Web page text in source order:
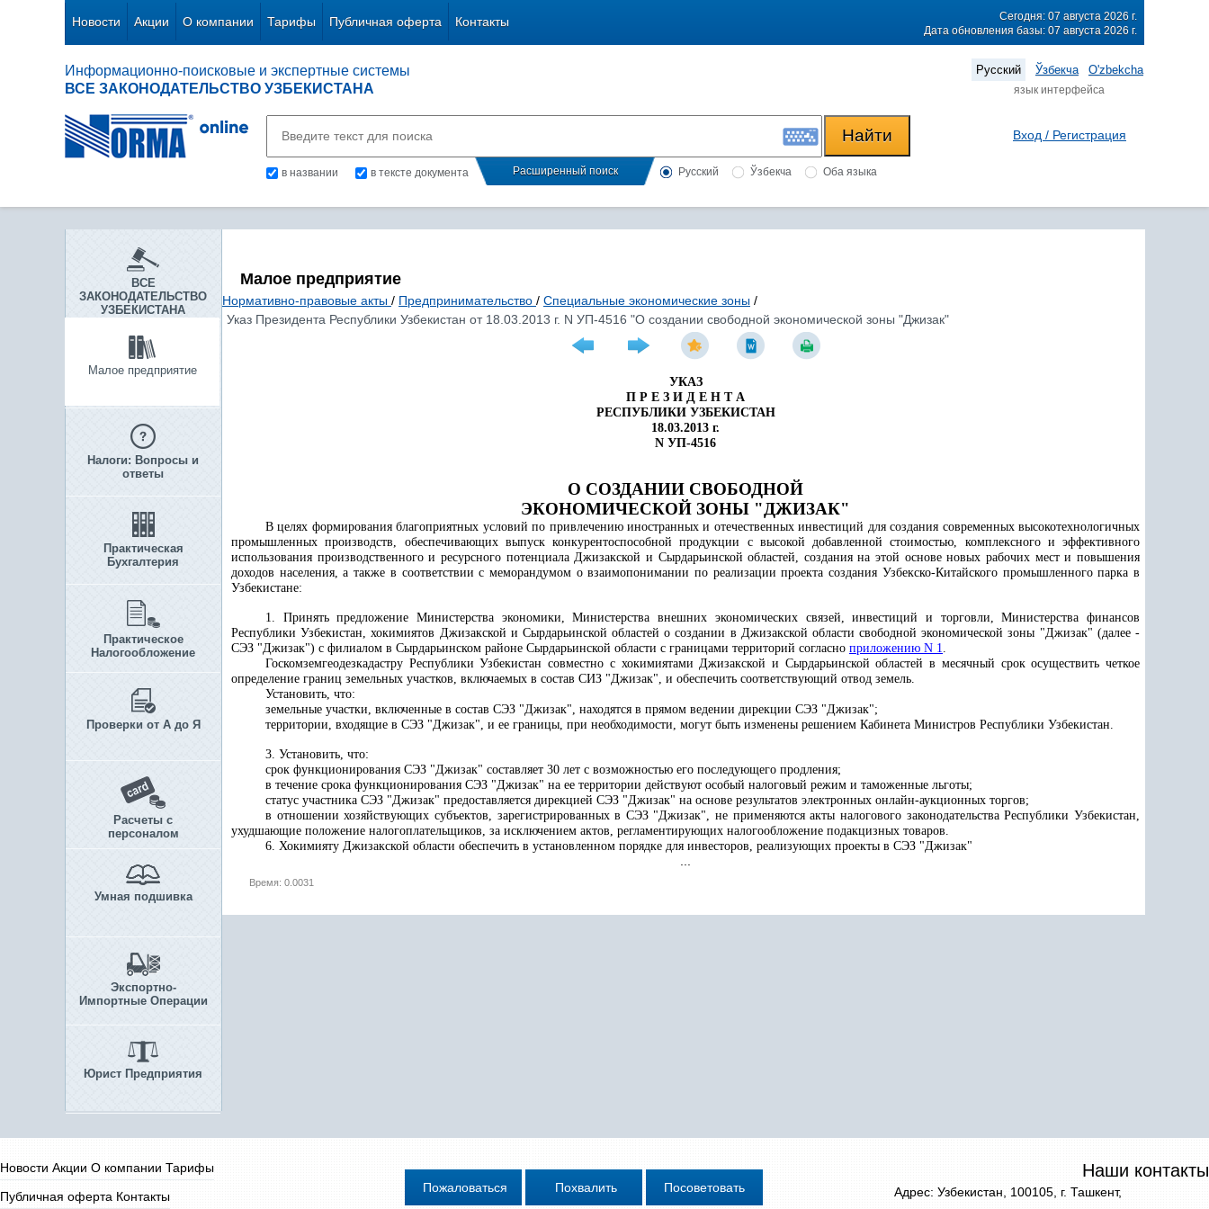
Новости Акции О компании Тарифы Публичная оферта Контакты
Сегодня: 07 августа 2026 г.
Дата обновления базы: 07 августа 2026 г.
Информационно-поисковые и экспертные системы
ВСЕ ЗАКОНОДАТЕЛЬСТВО УЗБЕКИСТАНА
Русский Ўзбекча O'zbekcha
язык интерфейса
в названии в тексте документа Расширенный поиск Русский Ўзбекча Оба языка
Вход / Регистрация
ВСЕ
ЗАКОНОДАТЕЛЬСТВО
УЗБЕКИСТАНА
Малое предприятие
Налоги: Вопросы и
ответы
Практическая
Бухгалтерия
Практическое
Налогообложение
Проверки от А до Я
Расчеты с
персоналом
Умная подшивка
Экспортно-
Импортные Операции
Юрист Предприятия
Малое предприятие
Нормативно-правовые акты / Предпринимательство / Специальные экономические зоны /
Указ Президента Республики Узбекистан от 18.03.2013 г. N УП-4516 "О создании свободной экономической зоны "Джизак"
УКАЗ
П Р Е З И Д Е Н Т А
РЕСПУБЛИКИ УЗБЕКИСТАН
18.03.2013 г.
N УП-4516
О СОЗДАНИИ СВОБОДНОЙ
ЭКОНОМИЧЕСКОЙ ЗОНЫ "ДЖИЗАК"
В целях формирования благоприятных условий по привлечению иностранных и отечественных инвестиций для создания современных высокотехнологичных
промышленных производств, обеспечивающих выпуск конкурентоспособной продукции с высокой добавленной стоимостью, комплексного и эффективного
использования производственного и ресурсного потенциала Джизакской и Сырдарьинской областей, создания на этой основе новых рабочих мест и повышения
доходов населения, а также в соответствии с меморандумом о взаимопонимании по реализации проекта создания Узбекско-Китайского промышленного парка в
Узбекистане:
1. Принять предложение Министерства экономики, Министерства внешних экономических связей, инвестиций и торговли, Министерства финансов
Республики Узбекистан, хокимиятов Джизакской и Сырдарьинской областей о создании в Джизакской области свободной экономической зоны "Джизак" (далее -
СЭЗ "Джизак") с филиалом в Сырдарьинском районе Сырдарьинской области с границами территорий согласно приложению N 1.
Госкомземгеодезкадастру Республики Узбекистан совместно с хокимиятами Джизакской и Сырдарьинской областей в месячный срок осуществить четкое
определение границ земельных участков, включаемых в состав СИЗ "Джизак", и обеспечить соответствующий отвод земель.
Установить, что:
земельные участки, включенные в состав СЭЗ "Джизак", находятся в прямом ведении дирекции СЭЗ "Джизак";
территории, входящие в СЭЗ "Джизак", и ее границы, при необходимости, могут быть изменены решением Кабинета Министров Республики Узбекистан.
3. Установить, что:
срок функционирования СЭЗ "Джизак" составляет 30 лет с возможностью его последующего продления;
в течение срока функционирования СЭЗ "Джизак" на ее территории действуют особый налоговый режим и таможенные льготы;
статус участника СЭЗ "Джизак" предоставляется дирекцией СЭЗ "Джизак" на основе результатов электронных онлайн-аукционных торгов;
в отношении хозяйствующих субъектов, зарегистрированных в СЭЗ "Джизак", не применяются акты налогового законодательства Республики Узбекистан,
ухудшающие положение налогоплательщиков, за исключением актов, регламентирующих налогообложение подакцизных товаров.
6. Хокимияту Джизакской области обеспечить в установленном порядке для инвесторов, реализующих проекты в СЭЗ "Джизак"
Время: 0.0031
Новости Акции О компании Тарифы
Публичная оферта Контакты
Наши контакты
Адрес: Узбекистан, 100105, г. Ташкент,